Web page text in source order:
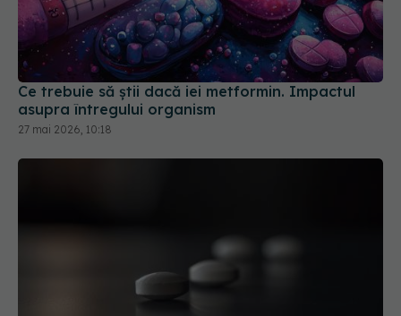
Ce trebuie să știi dacă iei metformin. Impactul
asupra întregului organism
27 mai 2026, 10:18